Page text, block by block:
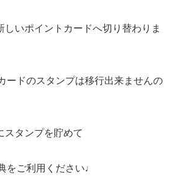
しいポイントカードへ切り替わりま
ードのスタンプは移行出来ませんの
スタンプを貯めて
をご利用ください♩